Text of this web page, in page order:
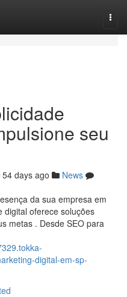
seu
54 days ago
News
da sua empresa em
digital oferece soluções
metas . Desde SEO para
digital-em-sp-